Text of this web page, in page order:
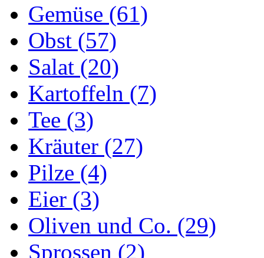
Gemüse (61)
Obst (57)
Salat (20)
Kartoffeln (7)
Tee (3)
Kräuter (27)
Pilze (4)
Eier (3)
Oliven und Co. (29)
Sprossen (2)